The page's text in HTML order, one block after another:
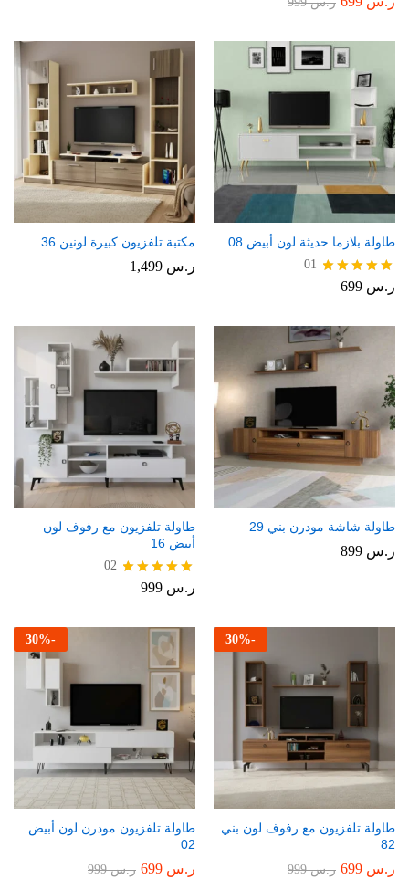
طاولة بلازما حديثة لون أبيض 08
تم التقييم
01
ر.س
مكتبة تلفزيون كبيرة لونين 36
ر.س
طاولة شاشة مودرن بني 29
ر.س
طاولة تلفزيون مع رفوف لون
أبيض 16
تم التقييم
02
ر.س
-
30%
طاولة تلفزيون مع رفوف لون بني
82
ر.س ر.س999
-
30%
طاولة تلفزيون مودرن لون أبيض
02
ر.س ر.س999